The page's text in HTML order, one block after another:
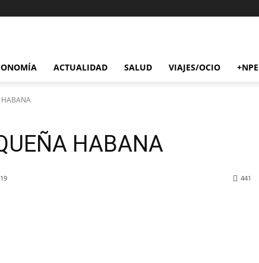
ACTUALIDAD SALUD VIAJES/OCIO +NPE
HABANA
HABANA
441